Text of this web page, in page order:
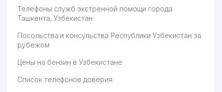
Телефоны служб экстренной помощи города
Ташкента, Узбекистан
Посольства и консульства Республики Узбекистан за
рубежом
Цены на бензин в Узбекистане
Список телефонов доверия